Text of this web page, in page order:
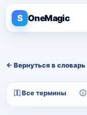
S OneMagic
← Вернуться в словарь
Все термины